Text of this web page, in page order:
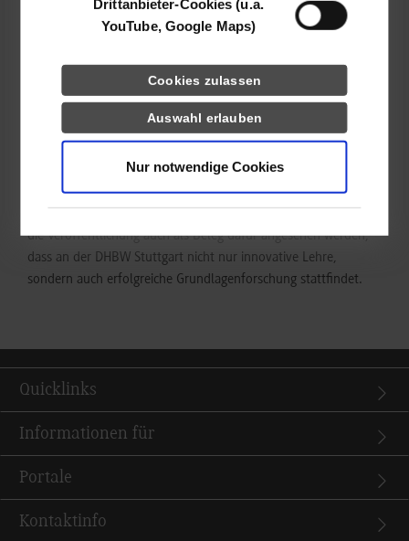
Drittanbieter-Cookies (u.a.
YouTube, Google Maps)
Cookies zulassen
Auswahl erlauben
Nur notwendige Cookies
konkret benennt, wo sich Änderungen ergeben“, so BME-
Regionalvorstand Hans-Helmut Heilig.
Das Interesse an dem Thema ist sehr groß: In Zusammenarbeit
mit der Universität der Bundeswehr hat Kleemann daher
mittlerweile das Buch „Einkauf 4.0: Digitale Transformation der
Beschaffung“ verfasst, welches er im Rahmen der
Veranstaltung ebenfalls vorstellte. Das Werk ist das erste seiner
Art zu dem Thema und wurde dementsprechend dankbar von
die Veröffentlichung auch als Beleg dafür angesehen werden,
dass an der DHBW Stuttgart nicht nur innovative Lehre,
sondern auch erfolgreiche Grundlagenforschung stattfindet.
Quicklinks
Informationen für
Portale
Kontaktinfo